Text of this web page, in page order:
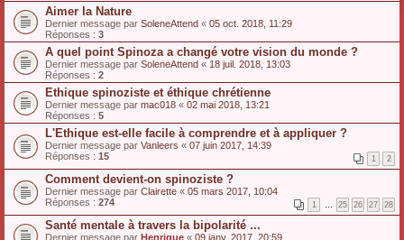
Aimer la Nature
Dernier message par SoleneAttend « 05 oct. 2018, 11:29
Réponses : 3
A quel point Spinoza a changé votre vision du monde ?
Dernier message par SoleneAttend « 18 juil. 2018, 13:03
Réponses : 2
Ethique spinoziste et éthique chrétienne
Dernier message par mac018 « 02 mai 2018, 13:21
Réponses : 5
L'Ethique est-elle facile à comprendre et à appliquer ?
Dernier message par Vanleers « 07 juin 2017, 14:39
Réponses : 15 1 2
Comment devient-on spinoziste ?
Dernier message par Clairette « 05 mars 2017, 10:04
Réponses : 274 1 … 25 26 27 28
Santé mentale à travers la bipolarité ...
Dernier message par Henrique « 09 janv. 2017, 20:59